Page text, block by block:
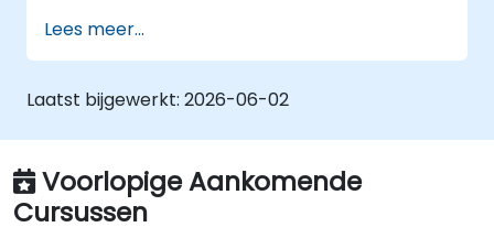
bestandssysteem, navigeren door de shell en
gebruikmaken van
tekstverwerkingshulpmiddelen. Verder
behandelen we pakketbeheer met apt en
dpkg, systeeminitialisatie,
beveiligingsoptimalisaties en
gebruikersauthenticatie. Deze training bereidt
u voor op het volledig zelfstandig beheren
Lees meer...
Laatst bijgewerkt: 2026-06-02
Voorlopige Aankomende
Cursussen